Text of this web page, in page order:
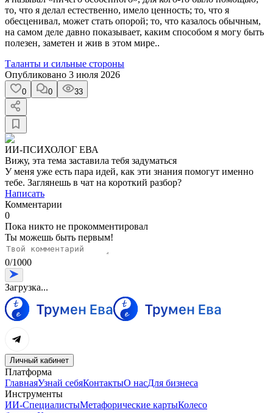
то, что я делал естественно, имело ценность; то, что я
обесценивал, может стать опорой; то, что казалось обычным,
на самом деле давно показывает, каким способом я могу быть
полезен, заметен и жив в этом мире..
Таланты и сильные стороны
Опубликовано 3 июля 2026
0 0 33
ИИ-ПСИХОЛОГ ЕВА
Вижу, эта тема заставила тебя задуматься
У меня уже есть пара идей, как эти знания помогут именно
тебе. Заглянешь в чат на короткий разбор?
Написать
Комментарии
0
Пока никто не прокомментировал
Ты можешь быть первым!
0/1000
Загрузка...
Личный кабинет
Платформа
ГлавнаяУзнай себяКонтактыО насДля бизнеса
Инструменты
ИИ-СпециалистыМетафорические картыКолесо